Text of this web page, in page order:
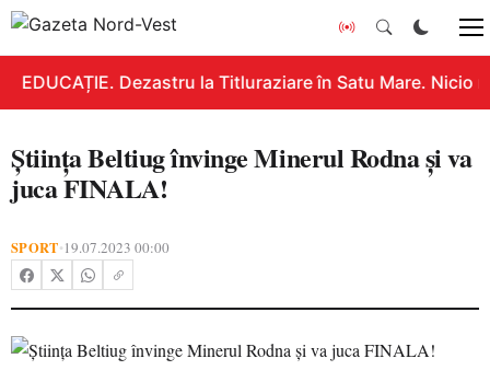
EDUCAȚIE. Dezastru la Titluraziare în Satu Mare. Nicio
Ştiinţa Beltiug învinge Minerul Rodna şi va
juca FINALA!
SPORT•19.07.2023 00:00